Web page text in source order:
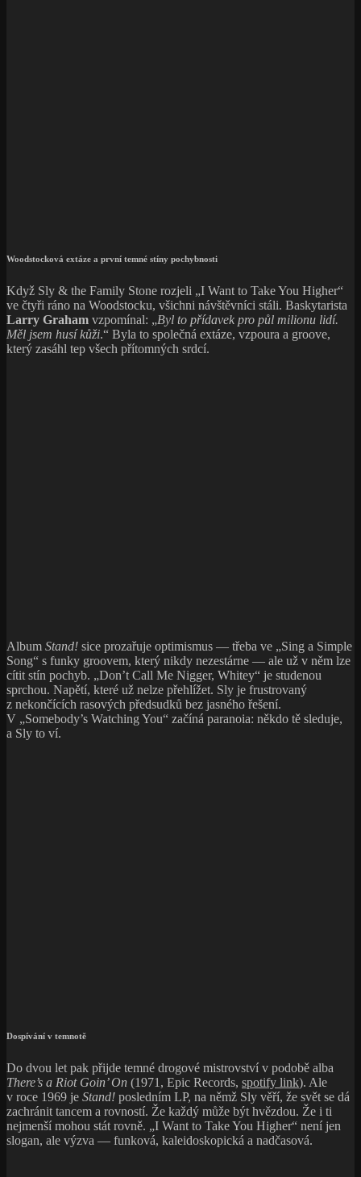
Woodstocková extáze a první temné stíny pochybnosti
Když Sly & the Family Stone rozjeli „I Want to Take You Higher“
ve čtyři ráno na Woodstocku, všichni návštěvníci stáli. Baskytarista
Larry Graham vzpomínal: „Byl to přídavek pro půl milionu lidí.
Měl jsem husí kůži.“ Byla to společná extáze, vzpoura a groove,
který zasáhl tep všech přítomných srdcí.
Album Stand! sice prozařuje optimismus — třeba ve „Sing a Simple
Song“ s funky groovem, který nikdy nezestárne — ale už v něm lze
cítit stín pochyb. „Don’t Call Me Nigger, Whitey“ je studenou
sprchou. Napětí, které už nelze přehlížet. Sly je frustrovaný
z nekončících rasových předsudků bez jasného řešení.
V „Somebody’s Watching You“ začíná paranoia: někdo tě sleduje,
a Sly to ví.
Dospívání v temnotě
Do dvou let pak přijde temné drogové mistrovství v podobě alba
There’s a Riot Goin’ On (1971, Epic Records, spotify link). Ale
v roce 1969 je Stand! posledním LP, na němž Sly věří, že svět se dá
zachránit tancem a rovností. Že každý může být hvězdou. Že i ti
nejmenší mohou stát rovně. „I Want to Take You Higher“ není jen
slogan, ale výzva — funková, kaleidoskopická a nadčasová.